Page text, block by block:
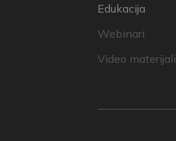
Edukacija
Webinari
Video materijali